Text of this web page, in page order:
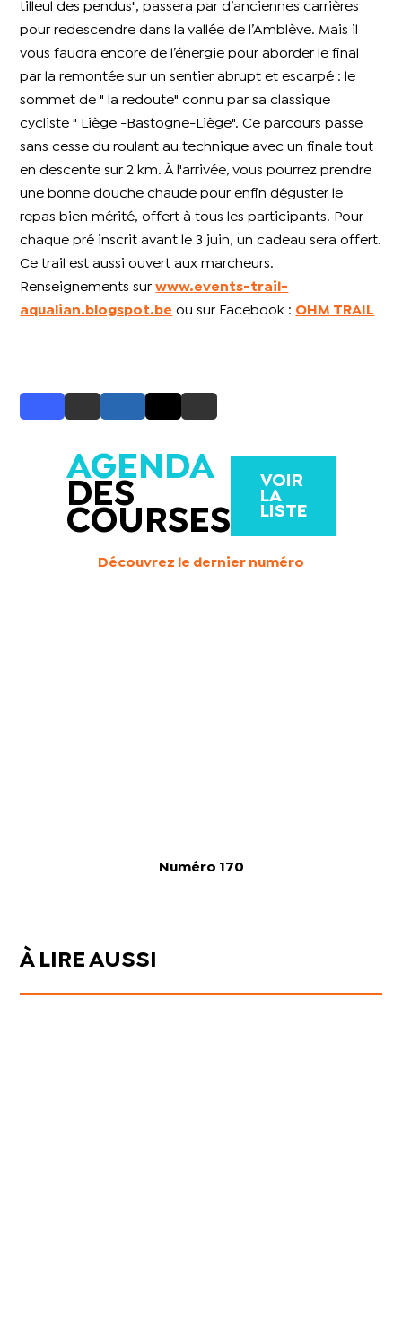
tilleul des pendus", passera par d’anciennes carrières
pour redescendre dans la vallée de l’Amblève. Mais il
vous faudra encore de l’énergie pour aborder le final
par la remontée sur un sentier abrupt et escarpé : le
sommet de " la redoute" connu par sa classique
cycliste " Liège -Bastogne-Liège". Ce parcours passe
sans cesse du roulant au technique avec un finale tout
en descente sur 2 km. À l'arrivée, vous pourrez prendre
une bonne douche chaude pour enfin déguster le
repas bien mérité, offert à tous les participants. Pour
chaque pré inscrit avant le 3 juin, un cadeau sera offert.
Ce trail est aussi ouvert aux marcheurs.
Renseignements surwww.events-trail-
aqualian.blogspot.be ou sur Facebook : OHM TRAIL
AGENDA
DES
COURSES
VOIR
LA
LISTE
Découvrez le dernier numéro
Numéro 170
À LIRE AUSSI